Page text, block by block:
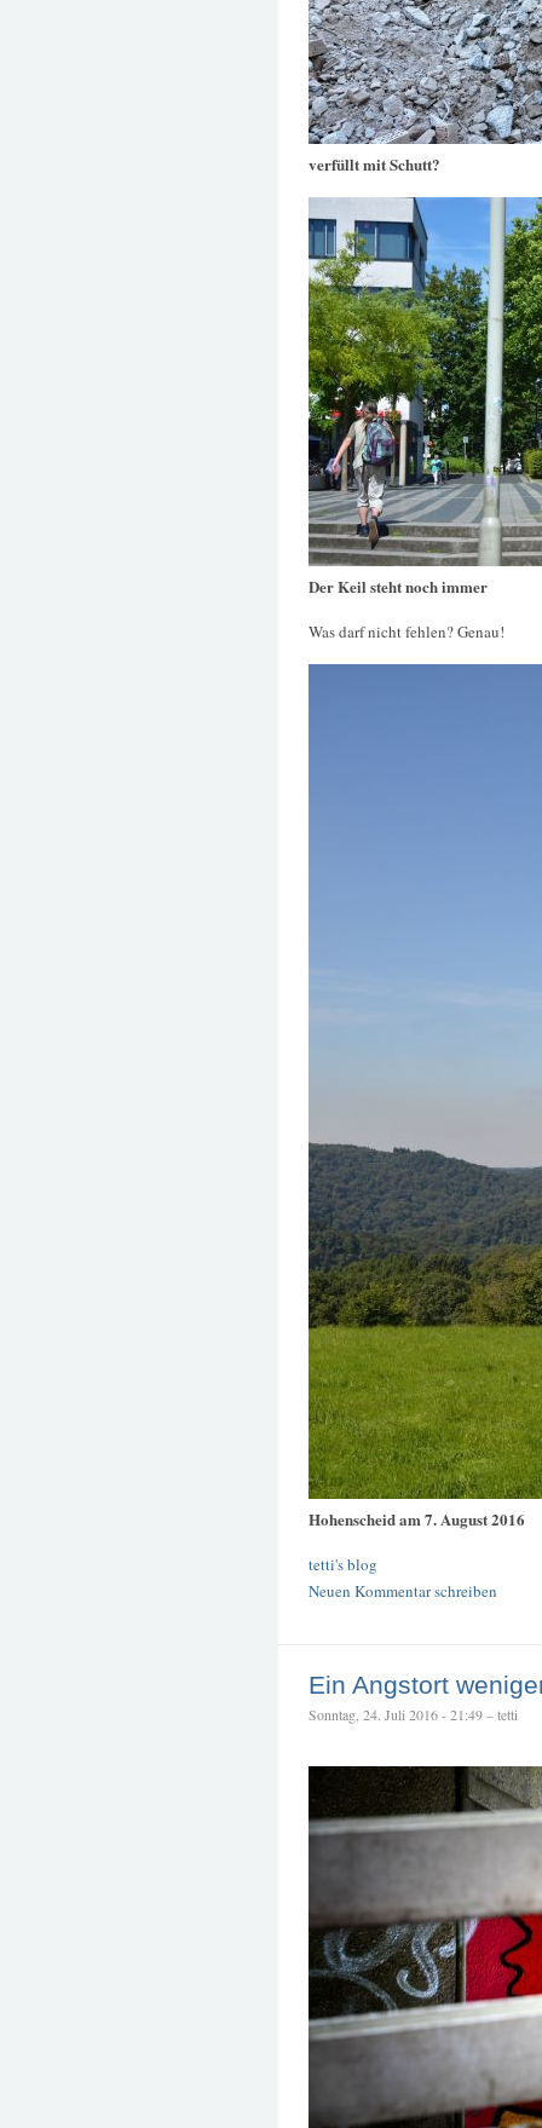
verfüllt mit Schutt?
Der Keil steht noch immer
Was darf nicht fehlen? Genau!
Hohenscheid am 7. August 2016
tetti's blog
Neuen Kommentar schreiben
Ein Angstort
Sonntag, 24. Juli 2016 - 21:49 – tetti